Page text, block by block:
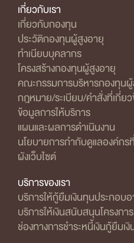
เกี่ยวกับเรา
เกี่ยวกับกองทุน
ประวัติกองทุนผู้สูงอายุ
ทำเนียบบุคลากร
โครงสร้างกองทุนผู้สูงอายุ
คณะกรรมการบริหารกองทุน
กฎหมาย/ระเบียบ/คำสั่งที่เกี่ย
ข้อมูลการให้บริการ
แผนและผลการดำเนินงาน
นโยบายการกำกับดูแลองค์กร
ผังเว็บไซต์
บริการของเรา
บริการให้กู้ยืมเงินทุนประกอบ
บริการให้เงินสนับสนุนโครงการ
ช่องทางการชำระหนี้เงินกู้ยืม